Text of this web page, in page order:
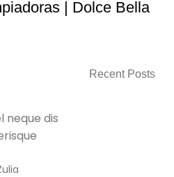
| Dolce Bella
neque dis
Recent Posts